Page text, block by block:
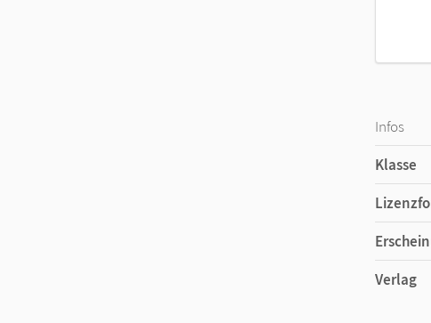
Infos
Klasse
Verlag